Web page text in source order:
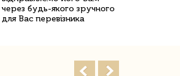
через будь-якого зручного
для Вас перевізника